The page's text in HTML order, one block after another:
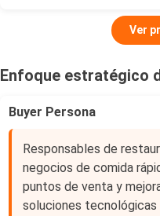
Ver
Enfoque estratégico
Buyer Persona
Responsables de
negocios de comida
puntos de venta y
soluciones